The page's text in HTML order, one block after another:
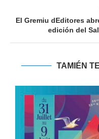
El Gremiu dEditores
edición del
TAMIÉN